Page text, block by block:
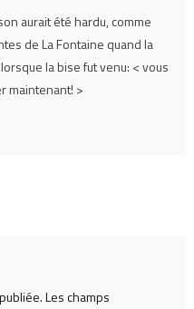
aurait été hardu, comme
de La Fontaine quand la
la bise fut venu: < vous
maintenant! >
Les champs